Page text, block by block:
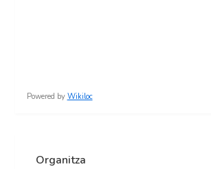
Powered by Wikiloc
Organitza